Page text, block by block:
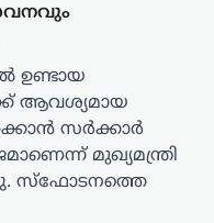
ഉണ്ടായ
ആവശ്യമായ
സര്‍ക്കാര്‍
മുഖ്യമന്ത്രി
സ്‌ഫോടനത്തെ